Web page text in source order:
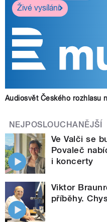
Živé vysílání
Audiosvět Českého rozhlasu
NEJPOSLOUCHANĚJŠÍ
Ve Valči se
Povaleč
i koncerty
Viktor
příběhy.